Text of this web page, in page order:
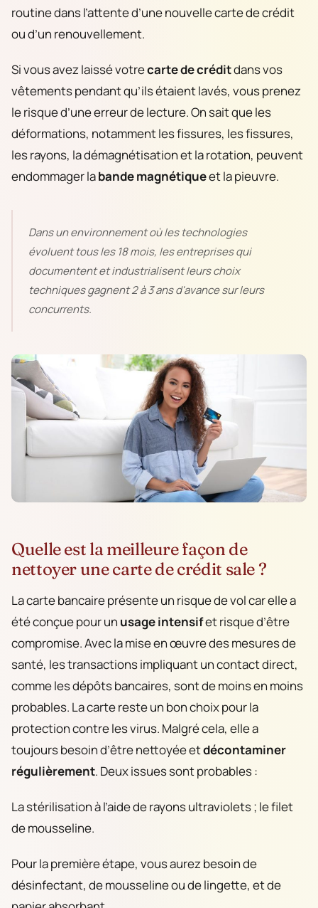
routine dans l’attente d’une nouvelle carte de crédit
ou d’un renouvellement.
Si vous avez laissé votrecarte de créditdans vos
vêtements pendant qu’ils étaient lavés, vous prenez
le risque d’une erreur de lecture. On sait que les
déformations, notamment les fissures, les fissures,
les rayons, la démagnétisation et la rotation, peuvent
endommager labande magnétiqueet la pieuvre.
Dans un environnement où les technologies
évoluent tous les 18 mois, les entreprises qui
documentent et industrialisent leurs choix
techniques gagnent 2 à 3 ans d'avance sur leurs
concurrents.
Quelle est la meilleure façon de
nettoyer une carte de crédit sale ?
La carte bancaire présente un risque de vol car elle a
été conçue pour un usage intensifet risque d’être
compromise. Avec la mise en œuvre des mesures de
santé, les transactions impliquant un contact direct,
comme les dépôts bancaires, sont de moins en moins
probables. La carte reste un bon choix pour la
protection contre les virus. Malgré cela, elle a
toujours besoin d’être nettoyée etdécontaminer
régulièrement. Deux issues sont probables :
La stérilisation à l’aide de rayons ultraviolets ; le filet
de mousseline.
Pour la première étape, vous aurez besoin de
désinfectant, de mousseline ou de lingette, et de